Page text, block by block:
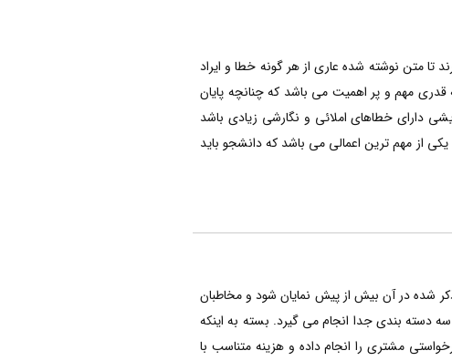
تا متن نوشته شده عاری از هر گونه خطا و ایراد
مهم و پر اهمیت می باشد که چنانچه پایان
دارای خطاهای املائی و نگارشی زیادی باشد
یکی از مهم ترین اعمالی می باشد که دانشجو باید
ذکر شده در آن بیش از پیش نمایان شود و مخاطبان
دسته بندی جدا انجام می گیرد. بسته به اینکه
مشتری را انجام داده و هزینه متناسب با